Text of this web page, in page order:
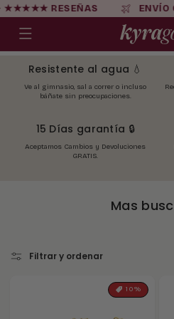
Ir
directamente
al contenido
★★★★★ RESEÑAS ENVÍO
Resistente al agua 💧
Ve al gimnasio, sal a correr o incluso
báñate sin preocupaciones.
15 Días garantía 🔒
Aceptamos Cambios y Devoluciones
GRATIS.
C
c
i
Mas
Filtrar y ordenar
10%